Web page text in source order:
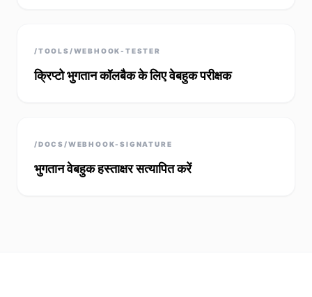
/TOOLS/WEBHOOK-TESTER
क्रिप्टो भुगतान कॉलबैक के लिए वेबहुक परीक्षक
/DOCS/WEBHOOK-SIGNATURE
भुगतान वेबहुक हस्ताक्षर सत्यापित करें